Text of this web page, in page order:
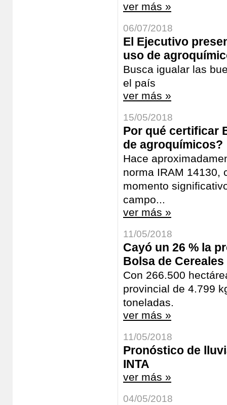
ver más »
06/07/2018
El Ejecutivo
uso de
Busca igualar las
el país
ver más »
15/05/2018
Por qué certificar
de agroquímicos?
Hace
norma IRAM 14130,
momento
campo...
ver más »
11/05/2018
Cayó un 26 % la
Bolsa de
Con 266.500
provincial de 4.799
toneladas.
ver más »
11/05/2018
Pronóstico de
INTA
ver más »
04/05/2018